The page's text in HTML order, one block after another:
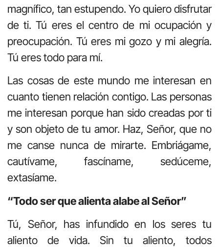
magnífico, tan estupendo. Yo quiero disfrutar
de ti. Tú eres el centro de mi ocupación y
preocupación. Tú eres mi gozo y mi alegría.
Tú eres todo para mí.
Las cosas de este mundo me interesan en
cuanto tienen relación contigo. Las personas
me interesan porque han sido creadas por ti
y son objeto de tu amor. Haz, Señor, que no
me canse nunca de mirarte. Embriágame,
cautívame, fascíname, sedúceme,
extasíame.
“Todo ser que alienta alabe al Señor”
Tú, Señor, has infundido en los seres tu
aliento de vida. Sin tu aliento, todos